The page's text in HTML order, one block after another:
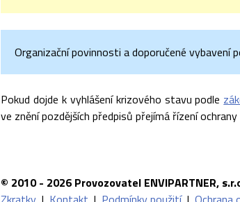
Organizační povinnosti a doporučené vybavení
Pokud dojde k vyhlášení krizového stavu podle
ve znění pozdějších předpisů přejímá řízení
© 2010 - 2026 Provozovatel ENVIPARTNER,